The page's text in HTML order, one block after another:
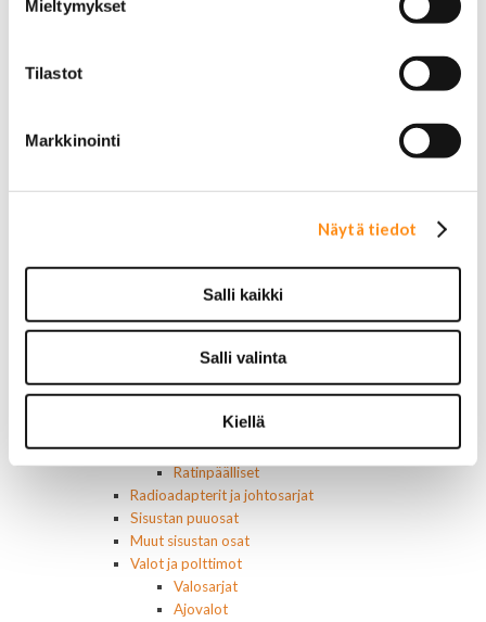
Mieltymykset
Tilastot
Markkinointi
Näytä tiedot
Salli kaikki
Salli valinta
Kiellä
20 tuumaiset vanteet
22 tuumaiset vanteet
Sisusta
Istuimet ja tarvikkeet
Ratit ja ratinpäälliset
Ratit
Ratinpäälliset
Radioadapterit ja johtosarjat
Sisustan puuosat
Muut sisustan osat
Valot ja polttimot
Valosarjat
Ajovalot